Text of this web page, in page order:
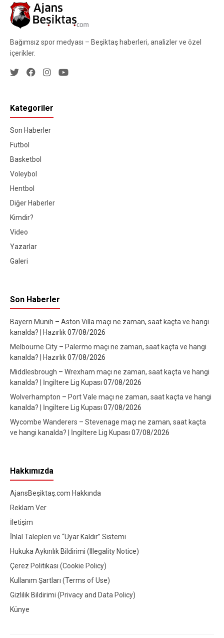
Bağımsız spor medyası – Beşiktaş haberleri, analizler ve özel
içerikler.
Kategoriler
Son Haberler
Futbol
Basketbol
Voleybol
Hentbol
Diğer Haberler
Kimdir?
Video
Yazarlar
Galeri
Son Haberler
Bayern Münih – Aston Villa maçı ne zaman, saat kaçta ve hangi
kanalda? | Hazırlık07/08/2026
Melbourne City – Palermo maçı ne zaman, saat kaçta ve hangi
kanalda? | Hazırlık07/08/2026
Middlesbrough – Wrexham maçı ne zaman, saat kaçta ve hangi
kanalda? | İngiltere Lig Kupası 07/08/2026
Wolverhampton – Port Vale maçı ne zaman, saat kaçta ve hangi
kanalda? | İngiltere Lig Kupası 07/08/2026
Wycombe Wanderers – Stevenage maçı ne zaman, saat kaçta
ve hangi kanalda? | İngiltere Lig Kupası 07/08/2026
Hakkımızda
AjansBeşiktaş.com Hakkında
Reklam Ver
İletişim
İhlal Talepleri ve “Uyar Kaldır” Sistemi
Hukuka Aykırılık Bildirimi (Illegality Notice)
Çerez Politikası (Cookie Policy)
Kullanım Şartları (Terms of Use)
Gizlilik Bildirimi (Privacy and Data Policy)
Künye